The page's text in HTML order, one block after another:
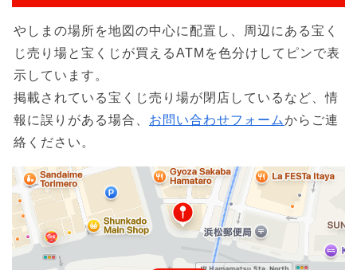
やしまの場所を地図の中心に配置し、周辺にある宝く
じ売り場と宝くじが買えるATMを色分けしてピンで表
示しています。
掲載されている宝くじ売り場が閉店しているなど、情
報に誤りがある場合、 お問い合わせフォームからご連
絡ください。